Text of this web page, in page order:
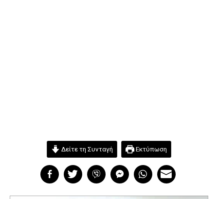
Δείτε τη Συνταγή Εκτύπωση